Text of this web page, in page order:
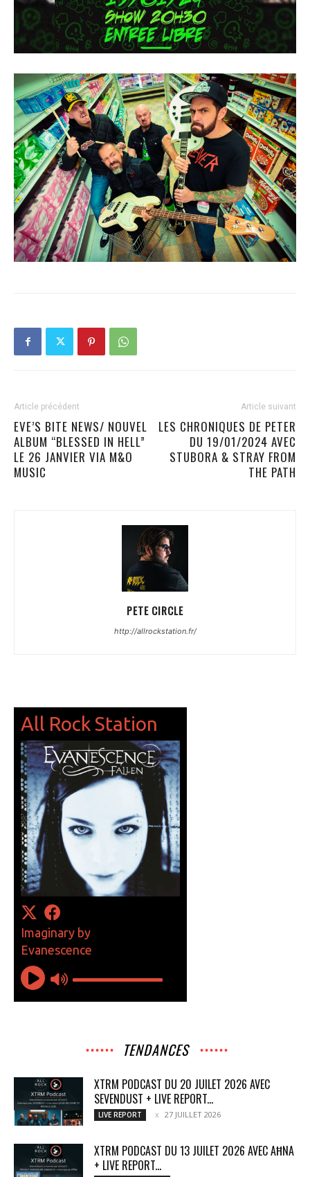
Article précédent
EVE’S BITE NEWS/ NOUVEL
ALBUM “BLESSED IN HELL”
LE 26 JANVIER VIA M&O
MUSIC
Article suivant
LES CHRONIQUES DE PETER
DU 19/01/2024 AVEC
STUBORA & STRAY FROM
THE PATH
PETE CIRCLE
http://allrockstation.fr/
TENDANCES
XTRM PODCAST DU 20 JUILET 2026 AVEC
SEVENDUST + LIVE REPORT...
LIVE REPORT 27 JUILLET 2026
XTRM PODCAST DU 13 JUILET 2026 AVEC AĦNA
+ LIVE REPORT...